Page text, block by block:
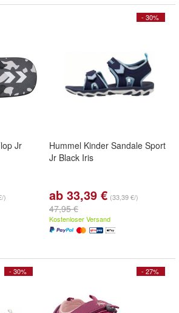
Jr
)
- 30%
Hummel Kinder Sandale Sport
Jr Black Iris
ab 33,39 € (33,39 €/)
47,95 €
Kostenloser Versand
- 30% - 27%